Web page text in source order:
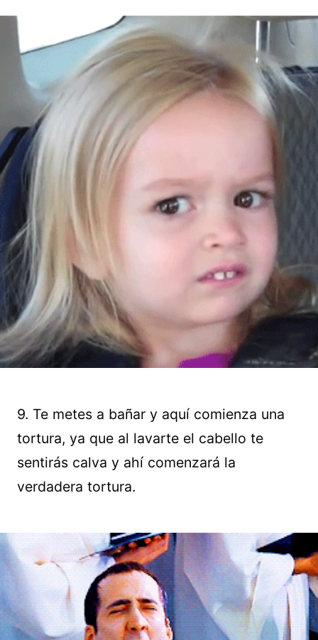
9. Te metes a bañar y aquí comienza una
tortura, ya que al lavarte el cabello te
sentirás calva y ahí comenzará la
verdadera tortura.